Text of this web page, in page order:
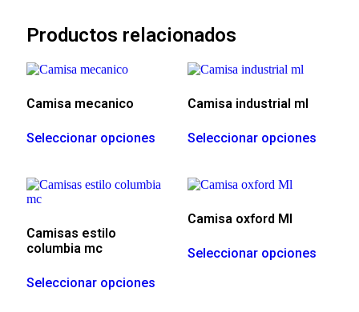
Productos relacionados
Camisa mecanico
Seleccionar opciones
Camisa industrial ml
Seleccionar opciones
Camisas estilo
columbia mc
Seleccionar opciones
Camisa oxford Ml
Seleccionar opciones